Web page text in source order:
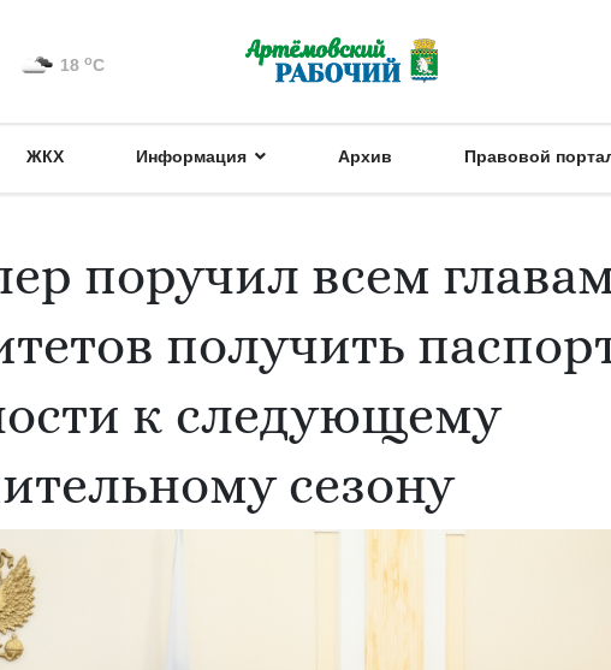
18 oC
ЖКХ Информация Архив Правовой
поручил всем
получить
к следующему
сезону